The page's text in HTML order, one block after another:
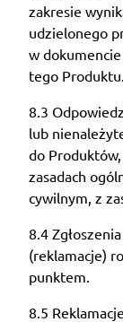
zakresie
udzielonego
w
tego Produktu.
8.3
lub
do
zasadach
cywilnym, z
8.4
(reklamacje)
punktem.
8.5